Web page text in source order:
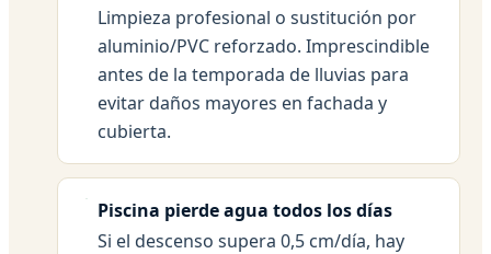
Limpieza profesional o sustitución por
aluminio/PVC reforzado. Imprescindible
antes de la temporada de lluvias para
evitar daños mayores en fachada y
cubierta.
Piscina pierde agua todos los días
Si el descenso supera 0,5 cm/día, hay